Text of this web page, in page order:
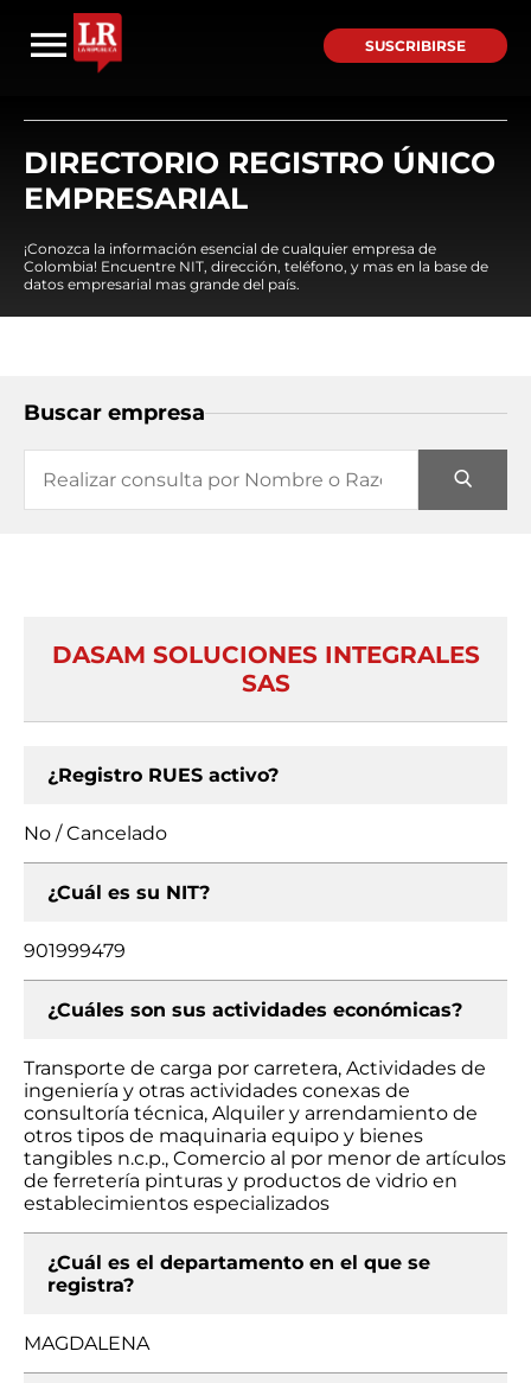
SUSCRIBIRSE
DIRECTORIO REGISTRO ÚNICO
EMPRESARIAL
¡Conozca la información esencial de cualquier empresa de
Colombia! Encuentre NIT, dirección, teléfono, y mas en la base de
datos empresarial mas grande del país.
Buscar empresa
DASAM SOLUCIONES INTEGRALES
SAS
¿Registro RUES activo?
No / Cancelado
¿Cuál es su NIT?
901999479
¿Cuáles son sus actividades económicas?
Transporte de carga por carretera, Actividades de
ingeniería y otras actividades conexas de
consultoría técnica, Alquiler y arrendamiento de
otros tipos de maquinaria equipo y bienes
tangibles n.c.p., Comercio al por menor de artículos
de ferretería pinturas y productos de vidrio en
establecimientos especializados
¿Cuál es el departamento en el que se
registra?
MAGDALENA